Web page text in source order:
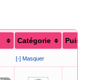
Catégorie
[-] Masquer